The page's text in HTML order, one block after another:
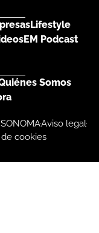
Lifestyle
EM Podcast
Somos
Aviso legal
cookies